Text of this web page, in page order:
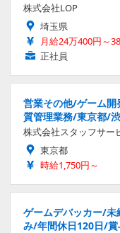
株式会社LOP
埼玉県
月給24万400円～
正社員
営業その他/ゲーム
質管理業務/東京都/
株式会社スタッフサー
東京都
時給1,750円～
ゲームデバッカー/
み/年間休日120日/賞